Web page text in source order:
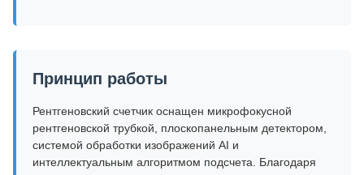
Принцип работы
Рентгеновский счетчик оснащен микрофокусной
рентгеновской трубкой, плоскопанельным детектором,
системой обработки изображений AI и
интеллектуальным алгоритмом подсчета. Благодаря